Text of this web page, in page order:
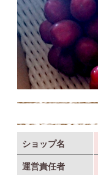
ショップ名
運営責任者